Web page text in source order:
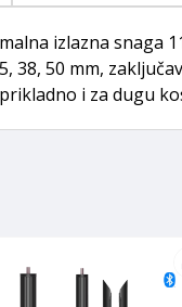
izlazna
38, 50 mm,
i za dugu